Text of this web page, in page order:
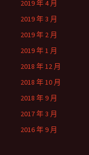
2019 年 4 月
2019 年 3 月
2019 年 2 月
2019 年 1 月
2018 年 12 月
2018 年 10 月
2018 年 9 月
2017 年 3 月
2016 年 9 月